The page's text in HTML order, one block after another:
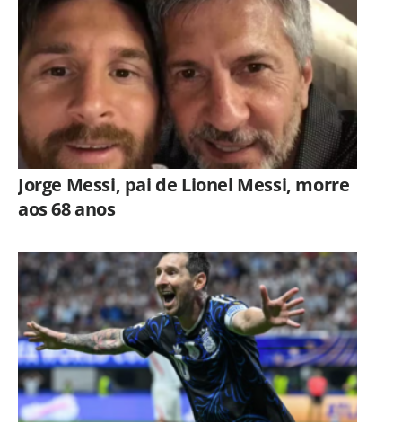
Jorge Messi, pai de Lionel Messi, morre
aos 68 anos